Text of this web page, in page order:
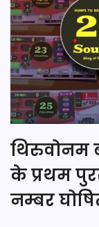
थिरुवोनम
के प्रथम
नम्बर